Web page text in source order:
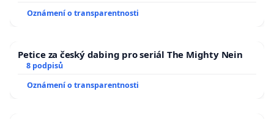
Oznámení o transparentnosti
Petice za český dabing pro seriál The Mighty Nein
8 podpisů
Oznámení o transparentnosti